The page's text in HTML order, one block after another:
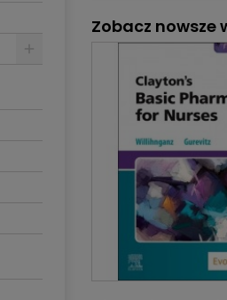
Zobacz nowsze